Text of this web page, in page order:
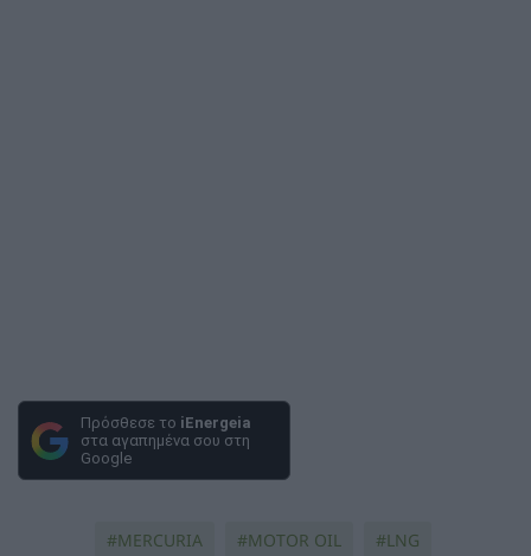
Πρόσθεσε το iEnergeia
στα αγαπημένα σου στη
Google
MERCURIA MOTOR OIL LNG